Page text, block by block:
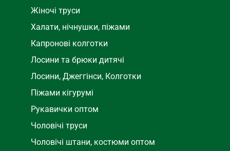
Жіночі труси
Халати, нічнушки, піжами
Капронові колготки
Лосини та брюки дитячі
Лосини, Джеггінси, Колготки
Піжами кігурумі
Рукавички оптом
Чоловічі труси
Чоловічі штани, костюми оптом